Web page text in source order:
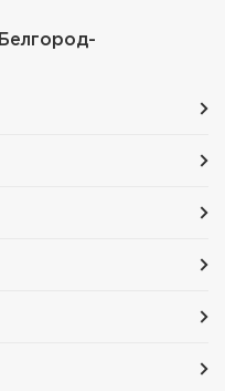
Белгород-